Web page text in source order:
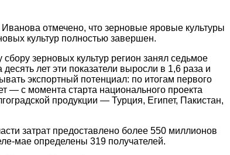
отмечено, что зерновые яровые культуры
культур полностью завершен.
зерновых культур регион занял седьмое
лет эти показатели выросли в 1,6 раза и
экспортный потенциал: по итогам первого
— с момента старта национального проекта
продукции — Турция, Египет, Пакистан,
затрат предоставлено более 550 миллионов
мае определены 319 получателей.